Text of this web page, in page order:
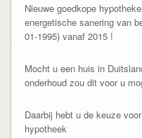
Nieuwe goedkope
energetische sanering van
01-1995) vanaf 2015 !
Mocht u een huis in
onderhoud zou dit voor u
Daarbij hebt u de keuze
hypotheek